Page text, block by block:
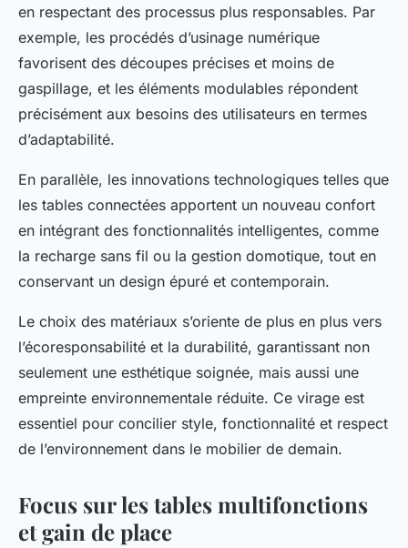
en respectant des processus plus responsables. Par
exemple, les procédés d’usinage numérique
favorisent des découpes précises et moins de
gaspillage, et les éléments modulables répondent
précisément aux besoins des utilisateurs en termes
d’adaptabilité.
En parallèle, les innovations technologiques telles que
les tables connectées apportent un nouveau confort
en intégrant des fonctionnalités intelligentes, comme
la recharge sans fil ou la gestion domotique, tout en
conservant un design épuré et contemporain.
Le choix des matériaux s’oriente de plus en plus vers
l’écoresponsabilité et la durabilité, garantissant non
seulement une esthétique soignée, mais aussi une
empreinte environnementale réduite. Ce virage est
essentiel pour concilier style, fonctionnalité et respect
de l’environnement dans le mobilier de demain.
Focus sur les tables multifonctions
et gain de place